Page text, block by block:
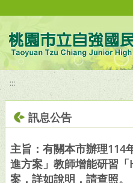
:::
訊息公告
主旨：有關本市辦理114
進方案」教師增能研習
案，詳如說明，請查照。